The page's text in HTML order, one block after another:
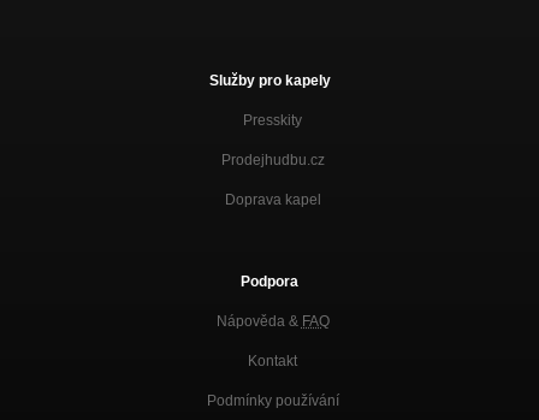
Služby pro kapely
Presskity
Prodejhudbu.cz
Doprava kapel
Podpora
Nápověda & FAQ
Kontakt
Podmínky používání